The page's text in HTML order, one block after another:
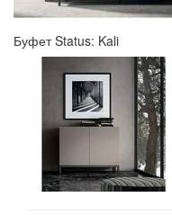
Буфет Status: Kali